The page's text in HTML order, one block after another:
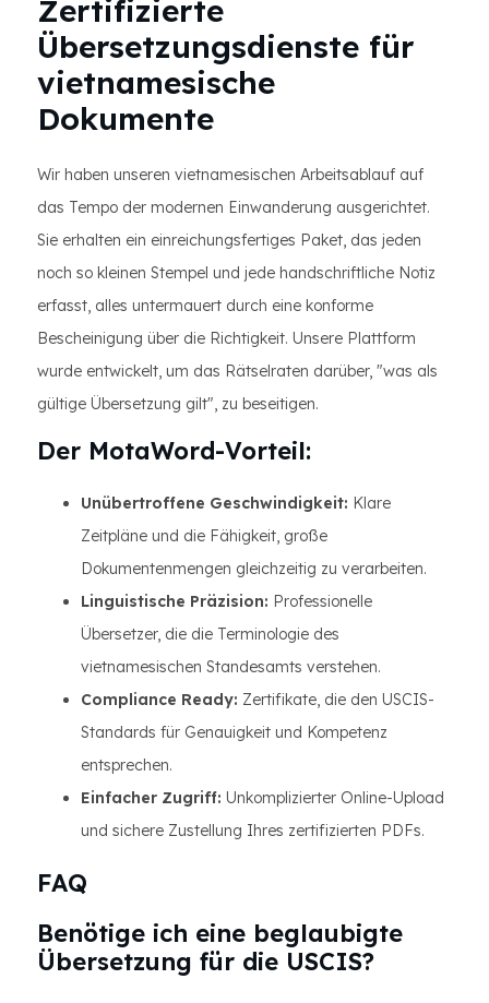
Zertifizierte
Übersetzungsdienste für
vietnamesische
Dokumente
Wir haben unseren vietnamesischen Arbeitsablauf auf
das Tempo der modernen Einwanderung ausgerichtet.
Sie erhalten ein einreichungsfertiges Paket, das jeden
noch so kleinen Stempel und jede handschriftliche Notiz
erfasst, alles untermauert durch eine konforme
Bescheinigung über die Richtigkeit. Unsere Plattform
wurde entwickelt, um das Rätselraten darüber, "was als
gültige Übersetzung gilt", zu beseitigen.
Der MotaWord-Vorteil:
Unübertroffene Geschwindigkeit: Klare
Zeitpläne und die Fähigkeit, große
Dokumentenmengen gleichzeitig zu verarbeiten.
Linguistische Präzision: Professionelle
Übersetzer, die die Terminologie des
vietnamesischen Standesamts verstehen.
Compliance Ready: Zertifikate, die den USCIS-
Standards für Genauigkeit und Kompetenz
entsprechen.
Einfacher Zugriff: Unkomplizierter Online-Upload
und sichere Zustellung Ihres zertifizierten PDFs.
FAQ
Benötige ich eine beglaubigte
Übersetzung für die USCIS?